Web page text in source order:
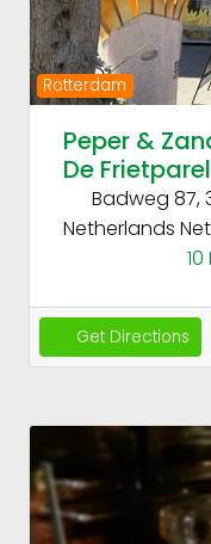
Rotterdam
Peper &
De
Badweg 87,
Netherlands
Get Directions